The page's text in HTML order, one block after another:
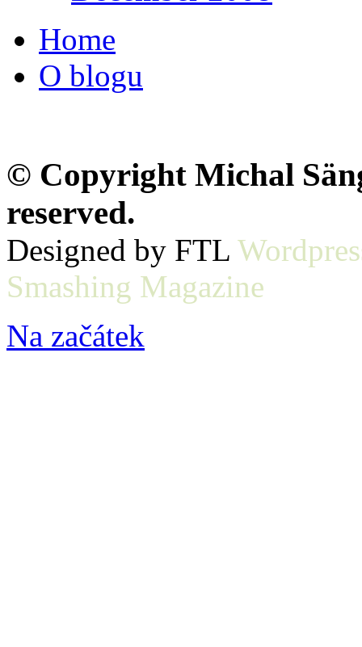
Home
O blogu
© Copyright Michal
reserved.
Designed by FTL
Smashing Magazine
Na začátek